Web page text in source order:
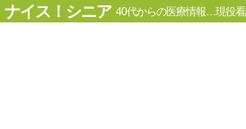
ナイス！シニア 40代からの医療情報…現役